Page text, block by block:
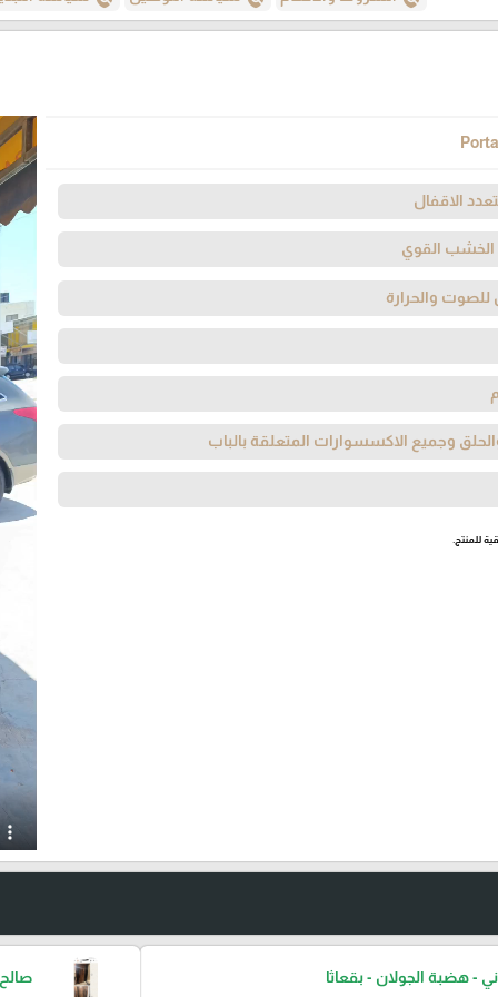
Portal
الاقفال
الخشب القوي
للصوت والحرارة
وجميع الاكسسوارات المتعلقة بالباب
للمنتج.
- هضبة الجولان - بقعاثا